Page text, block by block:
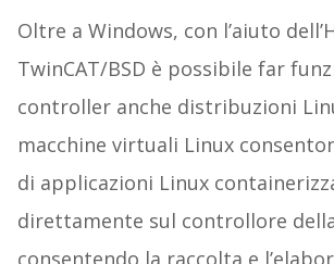
Oltre a Windows, con l’aiuto
TwinCAT/BSD è possibile far
controller anche distribuzioni
macchine virtuali Linux
di applicazioni Linux
direttamente sul controllore
consentendo la raccolta e